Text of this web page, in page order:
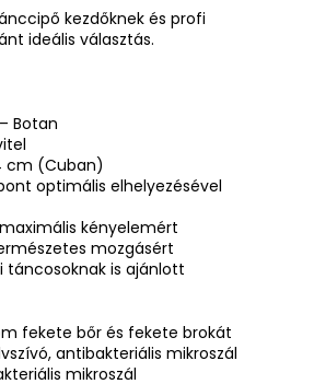
kezdőknek és profi
ideális választás.
Botan
cm (Cuban)
optimális elhelyezésével
kényelemért
mozgásért
táncosoknak is ajánlott
fekete bőr és fekete brokát
antibakteriális mikroszál
mikroszál